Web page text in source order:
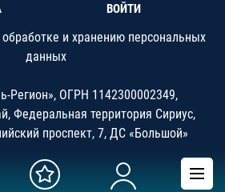
ВОЙТИ
и хранению персональных
данных
Регион», ОГРН 1142300002349,
Федеральная территория Сириус,
проспект, 7, ДС «Большой»